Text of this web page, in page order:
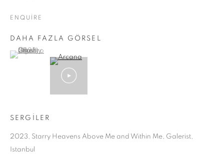
ÜZERIMDEKI YILDIZLI GÖKYÜZÜ VE
ENQUIRE
DAHA FAZLA GÖRSEL
(View a larger image of thumbnail 1 )
, currently selected.
, currently selected.
, currently selected.
SERGİLER
2023, Starry Heavens Above Me and Within Me, Galerist,
Istanbul